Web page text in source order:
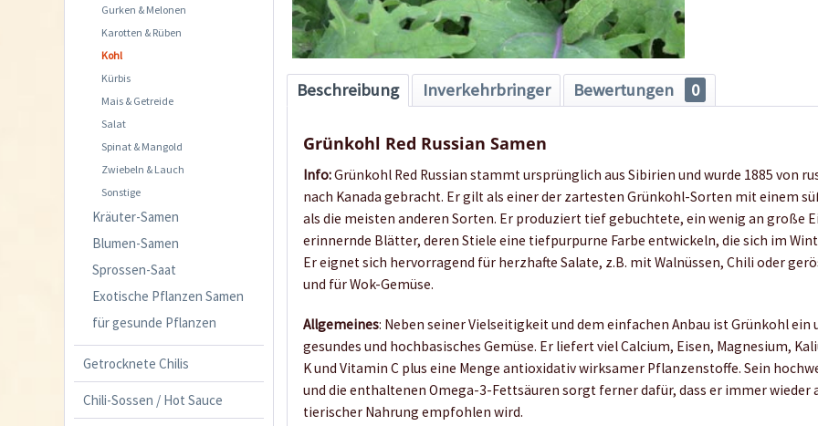
Gurken & Melonen
Karotten & Rüben
Kohl
Kürbis
Mais & Getreide
Salat
Spinat & Mangold
Zwiebeln & Lauch
Sonstige
Kräuter-Samen
Blumen-Samen
Sprossen-Saat
Exotische Pflanzen Samen
für gesunde Pflanzen
Getrocknete Chilis
Chili-Sossen / Hot Sauce
Beschreibung Inverkehrbringer Bewertungen 0
Grünkohl Red Russian Samen
Info:Grünkohl Red Russian stammt ursprünglich aus Sibirien und wurde 1885 von
nach Kanada gebracht. Er gilt als einer der zartesten Grünkohl-Sorten mit einem
als die meisten anderen Sorten. Er produziert tief gebuchtete, ein wenig an große
erinnernde Blätter, deren Stiele eine tiefpurpurne Farbe entwickeln, die sich im
Er eignet sich hervorragend für herzhafte Salate, z.B. mit Walnüssen, Chili oder
und für Wok-Gemüse.
Allgemeines: Neben seiner Vielseitigkeit und dem einfachen Anbau ist Grünkohl ein
gesundes und hochbasisches Gemüse. Er liefert viel Calcium, Eisen, Magnesium,
K und Vitamin C plus eine Menge antioxidativ wirksamer Pflanzenstoffe. Sein
und die enthaltenen Omega-3-Fettsäuren sorgt ferner dafür, dass er immer wieder
tierischer Nahrung empfohlen wird.